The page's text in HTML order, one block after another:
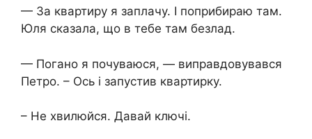
— За квартиру я заплачу. І поприбираю там.
Юля сказала, що в тебе там безлад.
— Погано я почуваюся, — виправдовувався
Петро. – Ось і запустив квартирку.
– Не хвилюйся. Давай ключі.